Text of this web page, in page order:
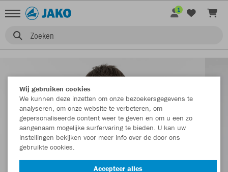
Zoeken
1
Wij gebruiken cookies
We kunnen deze inzetten om onze bezoekersgegevens te
analyseren, om onze website te verbeteren, om
gepersonaliseerde content weer te geven en om u een zo
aangenaam mogelijke surfervaring te bieden. U kan uw
instellingen bekijken voor meer info over de door ons
gebruikte cookies.
Accepteer alles